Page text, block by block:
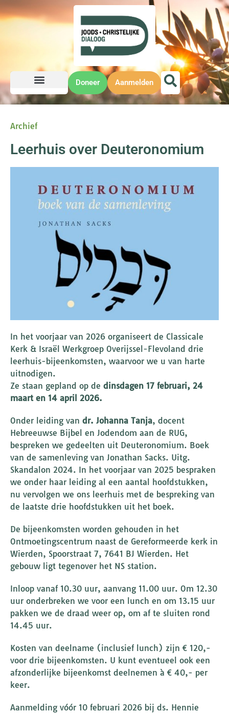
Doneer Aanmelden
Archief
Leerhuis over Deuteronomium
In het voorjaar van 2026 organiseert de Classicale
Kerk & Israël Werkgroep Overijssel-Flevoland drie
leerhuis-bijeenkomsten, waarvoor we u van harte
uitnodigen.
Ze staan gepland op de dinsdagen 17 februari, 24
maart en 14 april 2026.
Onder leiding van dr. Johanna Tanja, docent
Hebreeuwse Bijbel en Jodendom aan de RUG,
bespreken we gedeelten uit Deuteronomium. Boek
van de samenleving van Jonathan Sacks. Uitg.
Skandalon 2024. In het voorjaar van 2025 bespraken
we onder haar leiding al een aantal hoofdstukken,
nu vervolgen we ons leerhuis met de bespreking van
de laatste drie hoofdstukken uit het boek.
De bijeenkomsten worden gehouden in het
Ontmoetingscentrum naast de Gereformeerde kerk in
Wierden, Spoorstraat 7, 7641 BJ Wierden. Het
gebouw ligt tegenover het NS station.
Inloop vanaf 10.30 uur, aanvang 11.00 uur. Om 12.30
uur onderbreken we voor een lunch en om 13.15 uur
pakken we de draad weer op, om af te sluiten rond
14.45 uur.
Kosten van deelname (inclusief lunch) zijn € 120,-
voor drie bijeenkomsten. U kunt eventueel ook een
afzonderlijke bijeenkomst deelnemen à € 40,- per
keer.
Aanmelding vóór 10 februari 2026 bij ds. Hennie